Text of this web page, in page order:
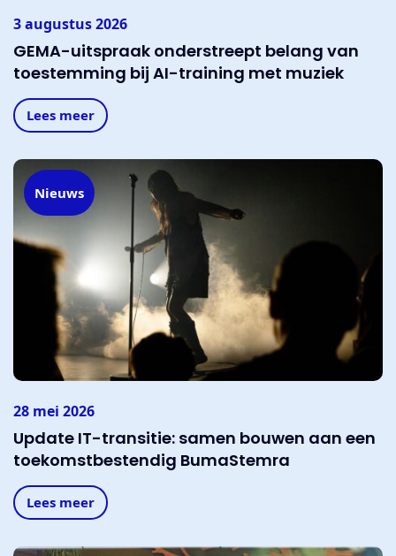
3 augustus 2026
GEMA-uitspraak onderstreept belang van
toestemming bij AI-training met muziek
Lees meer
Nieuws
28 mei 2026
Update IT-transitie: samen bouwen aan een
toekomstbestendig BumaStemra
Lees meer